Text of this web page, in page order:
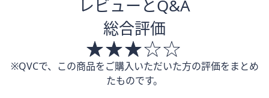
レビューとQ&A
総合評価
※QVCで、この商品をご購入いただいた方の評価をまとめ
たものです。